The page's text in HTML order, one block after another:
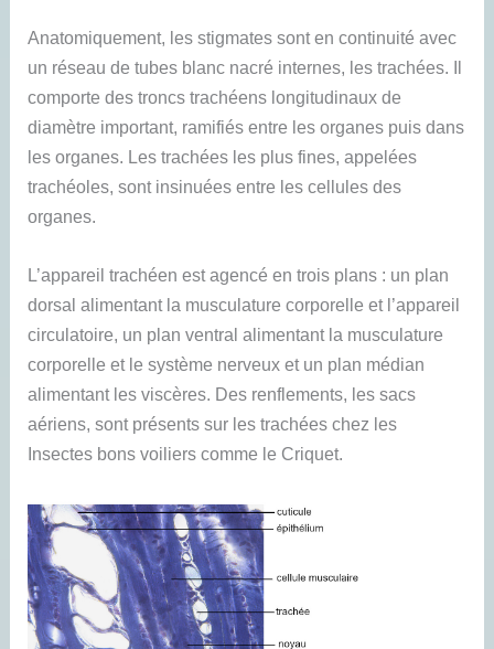
Anatomiquement, les stigmates sont en continuité avec
un réseau de tubes blanc nacré internes, les trachées. Il
comporte des troncs trachéens longitudinaux de
diamètre important, ramifiés entre les organes puis dans
les organes. Les trachées les plus fines, appelées
trachéoles, sont insinuées entre les cellules des
organes.
L’appareil trachéen est agencé en trois plans : un plan
dorsal alimentant la musculature corporelle et l’appareil
circulatoire, un plan ventral alimentant la musculature
corporelle et le système nerveux et un plan médian
alimentant les viscères. Des renflements, les sacs
aériens, sont présents sur les trachées chez les
Insectes bons voiliers comme le Criquet.